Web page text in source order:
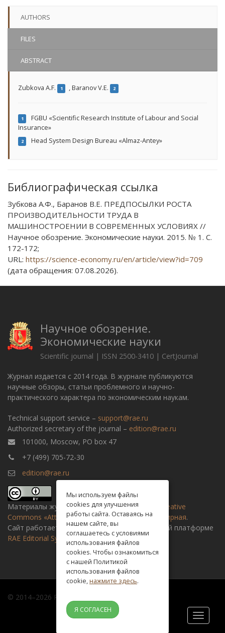
AUTHORS
FILES
ABSTRACT
Zubkova A.F. 1 ,Baranov V.E. 2
1
FGBU «Scientific Research Institute of Labour and Social
Insurance»
2 Head System Design Bureau «Almaz-Antey»
Библиографическая ссылка
Зубкова А.Ф., Баранов В.Е. ПРЕДПОСЫЛКИ РОСТА
ПРОИЗВОДИТЕЛЬНОСТИ ТРУДА В
МАШИНОСТРОЕНИИ В СОВРЕМЕННЫХ УСЛОВИЯХ //
Научное обозрение. Экономические науки. 2015. № 1. С.
172-172;
URL: https://science-economy.ru/en/article/view?id=709
(дата обращения: 07.08.2026).
Научное обозрение.
Экономические науки
Scientific journal | ISSN 2500-3410 | CertJournal
Журнал издается с 2014 года. В журнале публикуются
научные обзоры, статьи проблемного и научно-
практического характера по экономическим наукам.
Technical support service – support@rae.ru
Authorized secretary of the journal – edition@rae.ru
101000, Moscow, PO box 47
+7 (499) 705-72-30
edition@rae.ru
Материалы журнала доступны полицензии Creative
Commons «Attribution» («Атрибуция») 4.0 Всемирная.
Сайт работает на универсальной издательской платформе
RAE Editorial System
© 2014–2026 Russian academy of natural history
Toggle
Мы используем файлы
cookies для улучшения
работы сайта. Оставаясь на
нашем сайте, вы
соглашаетесь с условиями
использования файлов
cookies. Чтобы ознакомиться
с нашей Политикой
использования файлов
cookie,нажмите здесь.
Я СОГЛАСЕН